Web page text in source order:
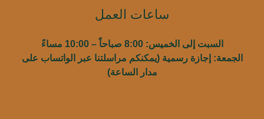
ساعات العمل
السبت إلى الخميس: 8:00 صباحاً – 10:00 مساءً
الجمعة: إجازة رسمية (يمكنكم مراسلتنا عبر الواتساب على
مدار الساعة)